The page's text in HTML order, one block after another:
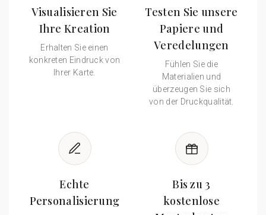
Visualisieren Sie
Ihre Kreation
Erhalten Sie einen
konkreten Eindruck von
Ihrer Karte.
Testen Sie unsere
Papiere und
Veredelungen
Fühlen Sie die
Materialien und
überzeugen Sie sich
von der Druckqualität.
Echte
Personalisierung
Bis zu 3
kostenlose